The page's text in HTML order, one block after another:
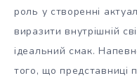
роль у створенні
виразити внутрішній
ідеальний смак.
того, що представниці